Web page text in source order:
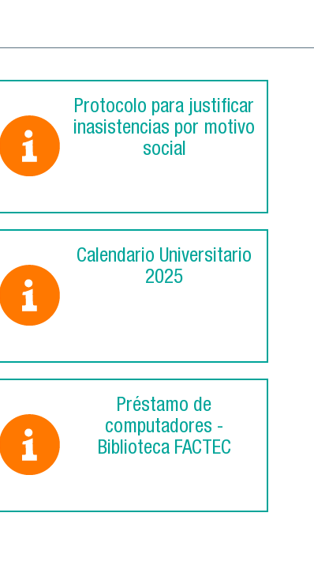
Protocolo para justificar
inasistencias por motivo
social
Calendario Universitario
2025
Préstamo de
computadores -
Biblioteca FACTEC